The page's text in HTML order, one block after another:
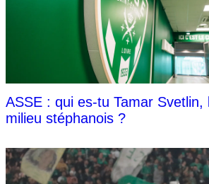
ASSE : qui es-tu Tamar Svetlin,
milieu stéphanois ?